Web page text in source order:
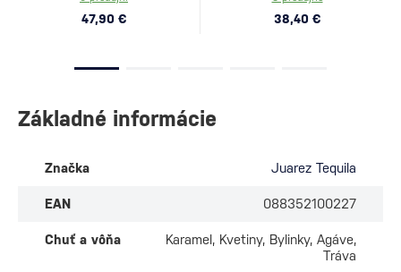
47,90 € 38,40 €
Základné informácie
Značka Juarez Tequila
EAN 088352100227
Chuť a vôňa
Karamel, Kvetiny, Bylinky, Agáve,
Tráva